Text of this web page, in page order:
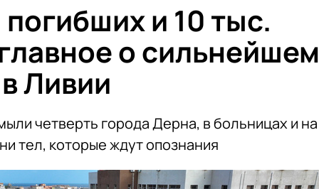
и 10 тыс.
о сильнейшем
Ливии
четверть города Дерна, в больницах и на
тел, которые ждут опознания